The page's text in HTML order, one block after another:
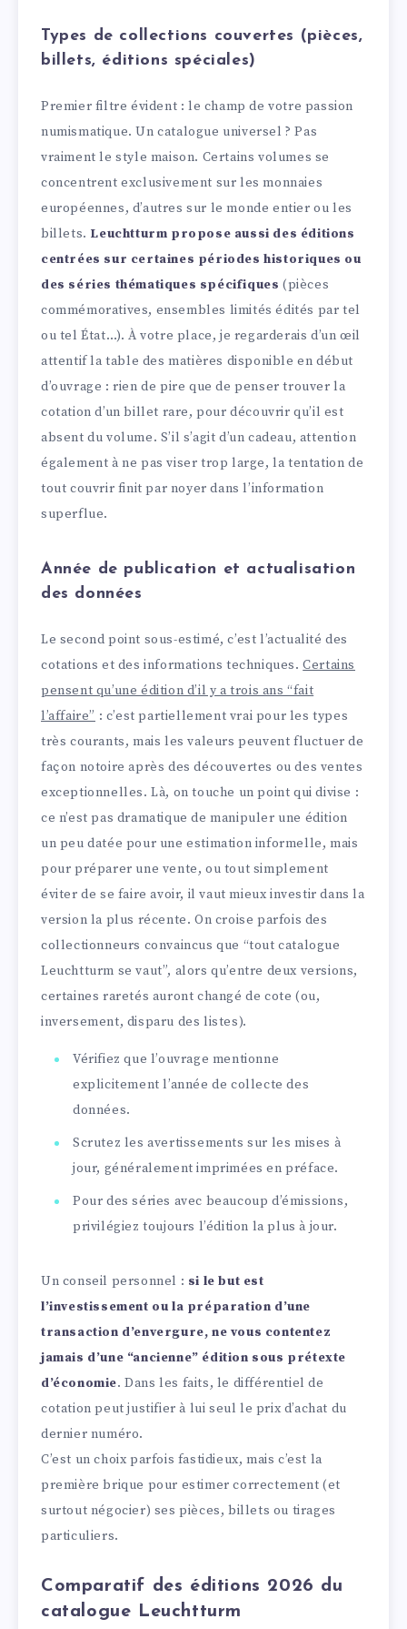
Types de collections couvertes (pièces,
billets, éditions spéciales)
Premier filtre évident : le champ de votre passion
numismatique. Un catalogue universel ? Pas
vraiment le style maison. Certains volumes se
concentrent exclusivement sur les monnaies
européennes, d’autres sur le monde entier ou les
billets. Leuchtturm propose aussi des éditions
centrées sur certaines périodes historiques ou
des séries thématiques spécifiques (pièces
commémoratives, ensembles limités édités par tel
ou tel État…). À votre place, je regarderais d’un œil
attentif la table des matières disponible en début
d’ouvrage : rien de pire que de penser trouver la
cotation d’un billet rare, pour découvrir qu’il est
absent du volume. S’il s’agit d’un cadeau, attention
également à ne pas viser trop large, la tentation de
tout couvrir finit par noyer dans l’information
superflue.
Année de publication et actualisation
des données
Le second point sous-estimé, c’est l’actualité des
cotations et des informations techniques.Certains
pensent qu’une édition d’il y a trois ans “fait
l’affaire” : c’est partiellement vrai pour les types
très courants, mais les valeurs peuvent fluctuer de
façon notoire après des découvertes ou des ventes
exceptionnelles. Là, on touche un point qui divise :
ce n’est pas dramatique de manipuler une édition
un peu datée pour une estimation informelle, mais
pour préparer une vente, ou tout simplement
éviter de se faire avoir, il vaut mieux investir dans la
version la plus récente. On croise parfois des
collectionneurs convaincus que “tout catalogue
Leuchtturm se vaut”, alors qu’entre deux versions,
certaines raretés auront changé de cote (ou,
inversement, disparu des listes).
Vérifiez que l’ouvrage mentionne
explicitement l’année de collecte des
données.
Scrutez les avertissements sur les mises à
jour, généralement imprimées en préface.
Pour des séries avec beaucoup d’émissions,
privilégiez toujours l’édition la plus à jour.
Un conseil personnel : si le but est
l’investissement ou la préparation d’une
transaction d’envergure, ne vous contentez
jamais d’une “ancienne” édition sous prétexte
d’économie. Dans les faits, le différentiel de
cotation peut justifier à lui seul le prix d’achat du
dernier numéro.
C’est un choix parfois fastidieux, mais c’est la
première brique pour estimer correctement (et
surtout négocier) ses pièces, billets ou tirages
particuliers.
Comparatif des éditions 2026 du
catalogue Leuchtturm